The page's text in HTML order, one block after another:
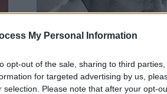
My Personal Information
opt-out of the sale, sharing to third
for targeted advertising by us,
selection. Please note that after your opt-
1
Copiii deportaților